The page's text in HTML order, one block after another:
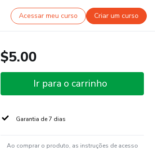
Acessar meu curso Criar um curso
$5.00
Ir para o carrinho
Garantia de 7 dias
Ao comprar o produto, as instruções de acesso